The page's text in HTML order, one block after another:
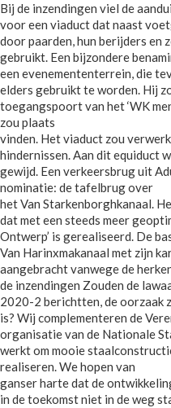
Bij de inzendingen viel de
voor een viaduct dat naast
door paarden, hun berijders en
gebruikt. Een bijzondere
een evenemententerrein, die
elders gebruikt te worden. Hij
toegangspoort van het ‘WK
zou plaats
vinden. Het viaduct zou
hindernissen. Aan dit equiduct
gewijd. Een verkeersbrug uit
nominatie: de tafelbrug over
het Van Starkenborghkanaal.
dat met een steeds meer
Ontwerp’ is gerealiseerd. De
Van Harinxmakanaal met zijn
aangebracht vanwege de
de inzendingen Zouden de
2020-2 berichtten, de oorzaak
is? Wij complementeren de
organisatie van de Nationale
werkt om mooie
realiseren. We hopen van
ganser harte dat de
in de toekomst niet in de weg